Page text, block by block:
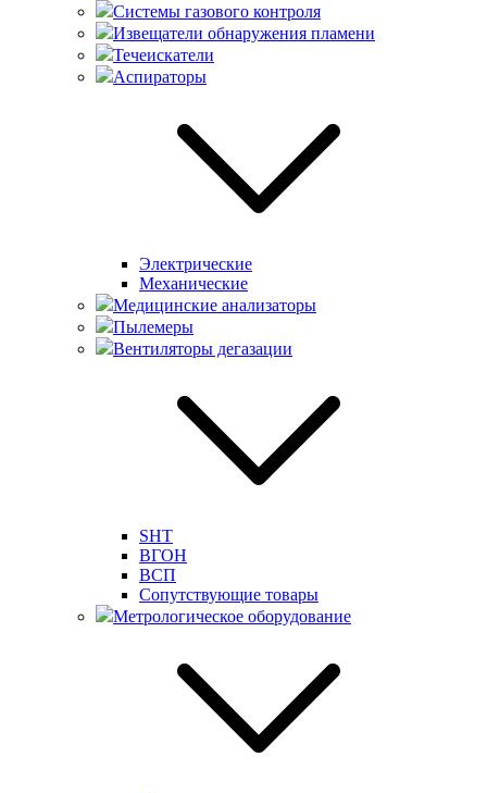
Системы газового контроля
Извещатели обнаружения пламени
Течеискатели
Аспираторы
Электрические
Механические
Медицинские анализаторы
Пылемеры
Вентиляторы дегазации
SHT
ВГОН
ВСП
Сопутствующие товары
Метрологическое оборудование